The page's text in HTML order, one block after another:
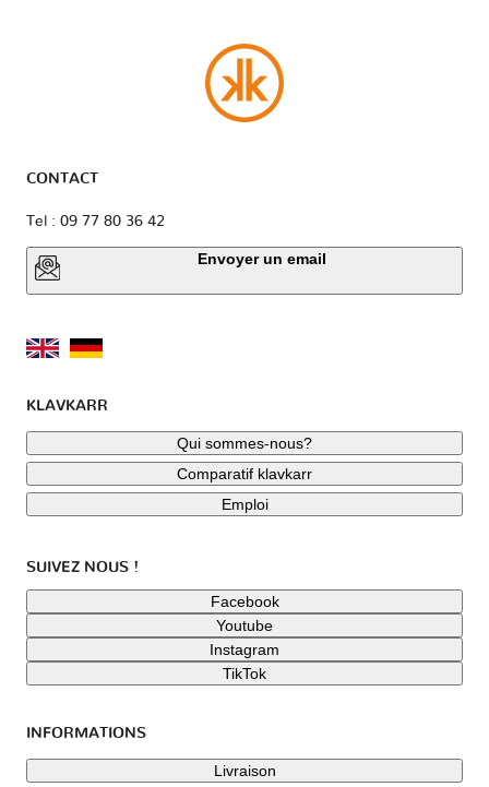
CONTACT
Tel : 09 77 80 36 42
Envoyer un email
KLAVKARR
Qui sommes-nous?
Comparatif klavkarr
Emploi
SUIVEZ NOUS !
Facebook
Youtube
Instagram
TikTok
INFORMATIONS
Livraison